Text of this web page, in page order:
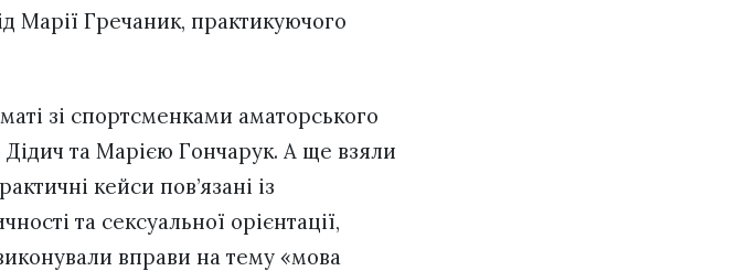
Марії Гречаник, практикуючого
зі спортсменками аматорського
та Марією Гончарук. А ще взяли
кейси пов’язані із
та сексуальної орієнтації,
вправи на тему «мова